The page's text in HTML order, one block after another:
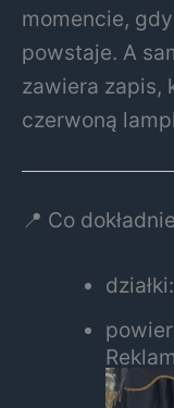
momencie,
powstaje. A
zawiera zapis,
czerwoną
📍 Co
działki: